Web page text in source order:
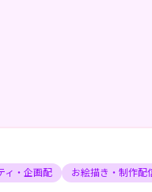
ィ・企画配 お絵描き・制作配